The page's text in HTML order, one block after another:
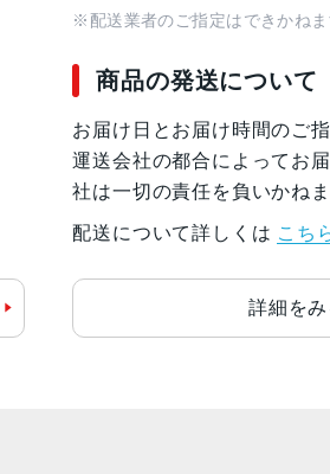
※配送業者のご指定はできかねま
商品の発送について
お届け日とお届け時間のご
運送会社の都合によってお
社は一切の責任を負いかねま
配送について詳しくは こち
詳細をみ